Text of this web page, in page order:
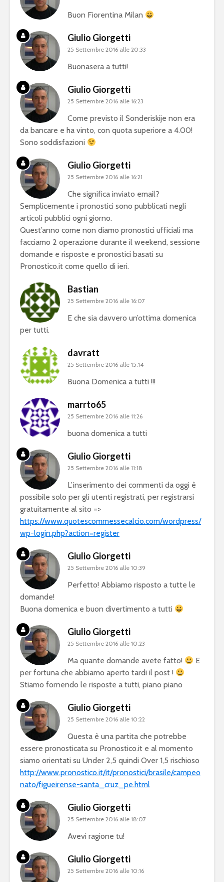
Buon Fiorentina Milan
Giulio Giorgetti
25 Settembre 2016 alle 20:33
Buonasera a tutti!
Giulio Giorgetti
25 Settembre 2016 alle 16:23
Come previsto il Sonderiskije non era
da bancare e ha vinto, con quota superiore a 4.00!
Sono soddisfazioni
Giulio Giorgetti
25 Settembre 2016 alle 16:21
Che significa inviato email?
Semplicemente i pronostici sono pubblicati negli
articoli pubblici ogni giorno.
Quest’anno come non diamo pronostici ufficiali ma
facciamo 2 operazione durante il weekend, sessione
domande e risposte e pronostici basati su
Pronostico.it come quello di ieri.
Bastian
25 Settembre 2016 alle 16:07
E che sia davvero un’ottima domenica
per tutti.
davratt
25 Settembre 2016 alle 15:14
Buona Domenica a tutti !!!
marrto65
25 Settembre 2016 alle 11:26
buona domenica a tutti
Giulio Giorgetti
25 Settembre 2016 alle 11:18
L’inserimento dei commenti da oggi è
possibile solo per gli utenti registrati, per registrarsi
gratuitamente al sito =>
https://www.quotescommessecalcio.com/wordpress/
wp-login.php?action=register
Giulio Giorgetti
25 Settembre 2016 alle 10:39
Perfetto! Abbiamo risposto a tutte le
domande!
Buona domenica e buon divertimento a tutti
Giulio Giorgetti
25 Settembre 2016 alle 10:23
Ma quante domande avete fatto!
E
per fortuna che abbiamo aperto tardi il post !
Stiamo fornendo le risposte a tutti, piano piano
Giulio Giorgetti
25 Settembre 2016 alle 10:22
Questa è una partita che potrebbe
essere pronosticata su Pronostico.it e al momento
siamo orientati su Under 2,5 quindi Over 1,5 rischioso
http://www.pronostico.it/it/pronostici/brasile/campeo
nato/figueirense-santa_cruz_pe.html
Giulio Giorgetti
25 Settembre 2016 alle 18:07
Avevi ragione tu!
Giulio Giorgetti
25 Settembre 2016 alle 10:16